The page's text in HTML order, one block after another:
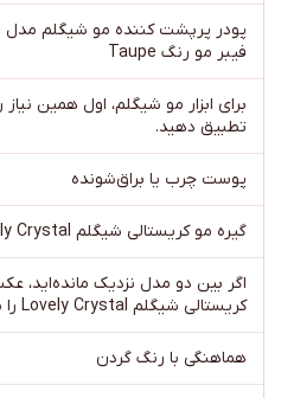
فیبر مو رنگ Taupe
برای ابزار مو شیگلم، اول همین
تطبیق دهید.
پوست چرب یا براق‌شونده
گیره مو کریستالی شیگلم Lovely Crystal
اگر بین دو مدل نزدیک مانده‌اید،
کریستالی شیگلم Lovely Crystal را معیار بگذارید.
هماهنگی با رنگ گردن